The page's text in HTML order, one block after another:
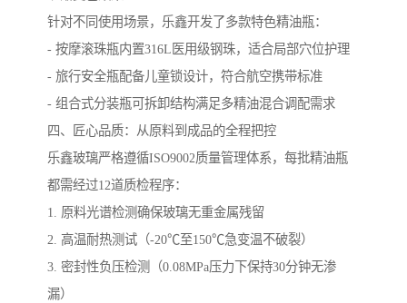
针对不同使用场景，乐鑫开发了多款特色精油瓶：
- 按摩滚珠瓶内置316L医用级钢珠，适合局部穴位护理
- 旅行安全瓶配备儿童锁设计，符合航空携带标准
- 组合式分装瓶可拆卸结构满足多精油混合调配需求
四、匠心品质：从原料到成品的全程把控
乐鑫玻璃严格遵循ISO9002质量管理体系，每批精油瓶
都需经过12道质检程序：
1. 原料光谱检测确保玻璃无重金属残留
2. 高温耐热测试（-20℃至150℃急变温不破裂）
3. 密封性负压检测（0.08MPa压力下保持30分钟无渗
漏）